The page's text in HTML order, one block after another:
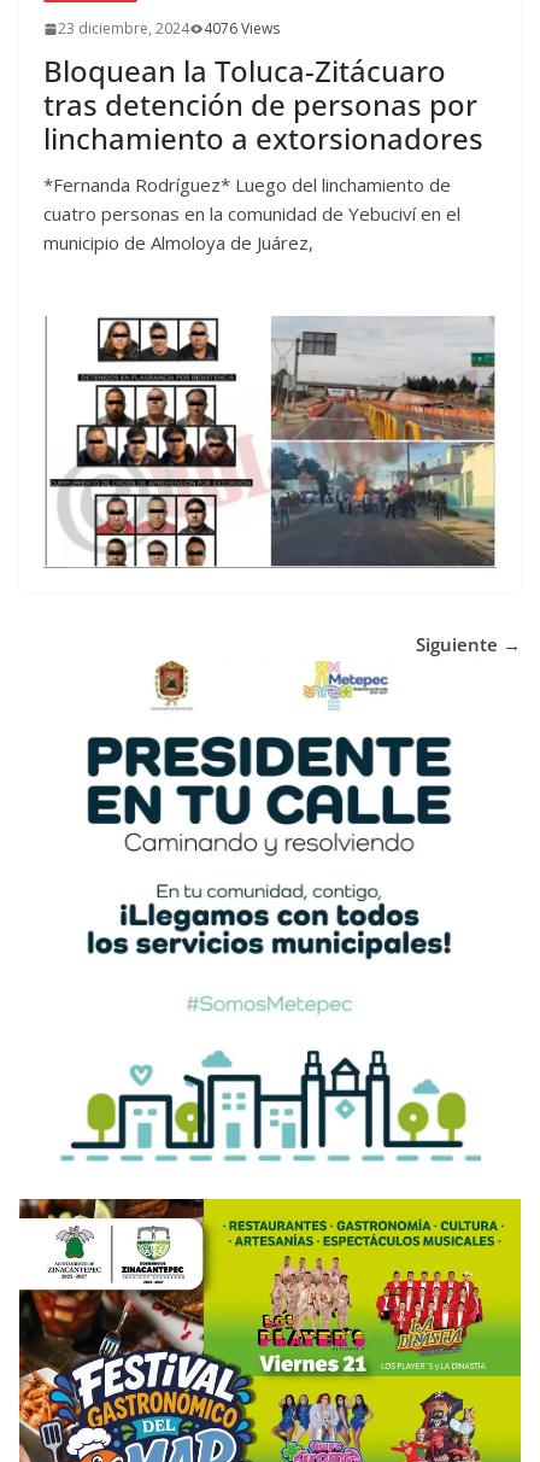
23 diciembre, 2024 4076 Views
Bloquean la Toluca-Zitácuaro
tras detención de personas por
linchamiento a extorsionadores
*Fernanda Rodríguez* Luego del linchamiento de
cuatro personas en la comunidad de Yebuciví en el
municipio de Almoloya de Juárez,
Siguiente →